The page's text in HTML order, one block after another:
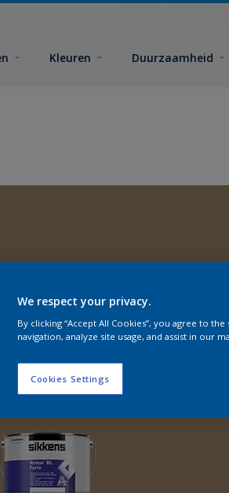
Kleuren Duurzaamheid
We respect your privacy.
By clicking “Accept All Cookies”, you agree to
navigation, analyze site usage, and assist in our
Cookies Settings